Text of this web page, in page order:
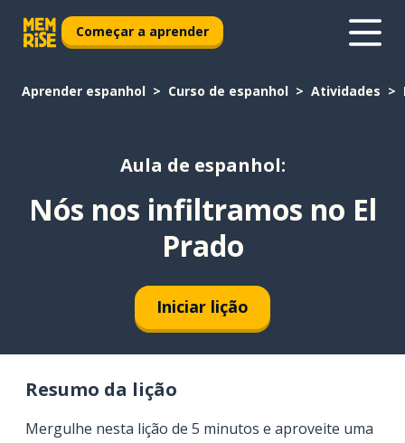
Começar a aprender
Aprender espanhol Curso de espanhol Atividades
Aula de espanhol:
Nós nos infiltramos no El
Prado
Iniciar lição
Resumo da lição
Mergulhe nesta lição de 5 minutos e aproveite uma